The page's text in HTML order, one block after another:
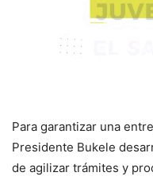
Para garantizar una
Presidente Bukele
de agilizar trámites y